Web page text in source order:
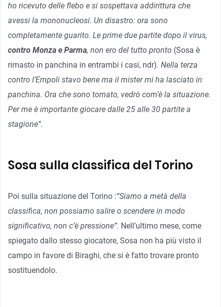
ho ricevuto delle flebo e si sospettava addirittura che
avessi la mononucleosi. Un disastro: ora sono
completamente guarito. Le prime due partite dopo il virus,
contro Monza e Parma, non ero del tutto pronto (Sosa è
rimasto in panchina in entrambi i casi, ndr). Nella terza
contro l’Empoli stavo bene ma il mister mi ha lasciato in
panchina. Ora che sono tornato, vedrò com’è la situazione.
Per me è importante giocare dalle 25 alle 30 partite a
stagione”.
Sosa sulla classifica del Torino
Poi sulla situazione del Torino :“Siamo a metà della
classifica, non possiamo salire o scendere in modo
significativo, non c’è pressione”. Nell’ultimo mese, come
spiegato dallo stesso giocatore, Sosa non ha più visto il
campo in favore di Biraghi, che si è fatto trovare pronto
sostituendolo.